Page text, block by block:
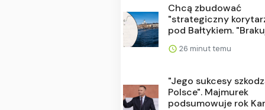
Chcą zbudować
"strategiczny
pod Bałtykiem.
26 minut temu
"Jego sukcesy
Polsce". Majmurek
podsumowuje rok